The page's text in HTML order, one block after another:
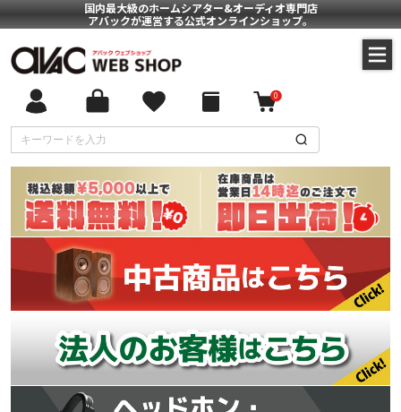
国内最大級のホームシアター&オーディオ専門店
アバックが運営する公式オンラインショップ。
0